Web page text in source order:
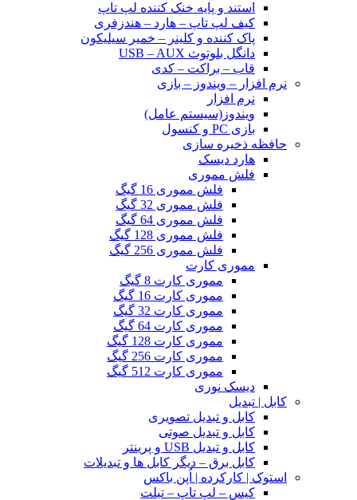
استند و پایه خنک کننده لپ تاپ
کیف لپ تاپ – هارد – هندزفری
پاک کننده و کلینر – خمیر سیلیکون
دانگل بلوتوث USB – AUX
قاب – براکت – کدی
نرم افزار – ویندوز – بازی
نرم افزار
ویندوز(سیستم عامل)
بازی PC و کنسول
حافظه ذخیره سازی
هارد دیسک
فلش مموری
فلش مموری 16 گیگ
فلش مموری 32 گیگ
فلش مموری 64 گیگ
فلش مموری 128 گیگ
فلش مموری 256 گیگ
مموری کارت
مموری کارت 8 گیگ
مموری کارت 16 گیگ
مموری کارت 32 گیگ
مموری کارت 64 گیگ
مموری کارت 128 گیگ
مموری کارت 256 گیگ
مموری کارت 512 گیگ
دیسک نوری
کابل | تبدیل
کابل و تبدیل تصویری
کابل و تبدیل صوتی
کابل و تبدیل USB و پرینتر
کابل برق – دیگر کابل ها و تبدیلات
استوک | کارکرده | اُپن باکس
کیس – لپ تاپ – تبلت